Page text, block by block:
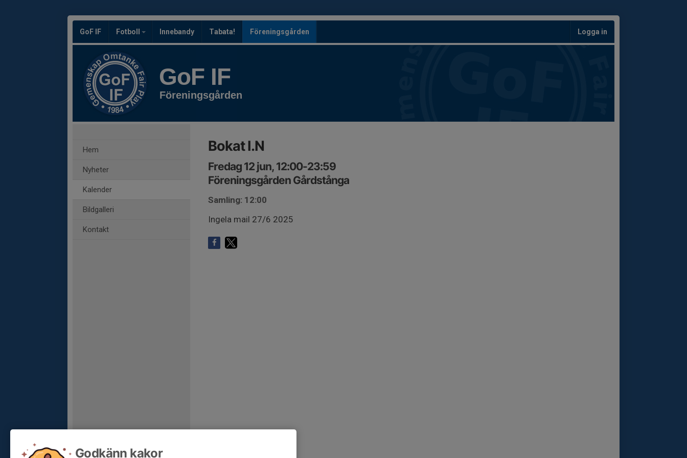
GoF IF Fotboll Innebandy Tabata! Föreningsgården Logga in
GoF IF
Föreningsgården
Hem
Nyheter
Kalender
Bildgalleri
Kontakt
Bokat I.N
Fredag 12 jun, 12:00-23:59
Föreningsgården Gårdstånga
Samling: 12:00
Ingela mail 27/6 2025
Godkänn kakor